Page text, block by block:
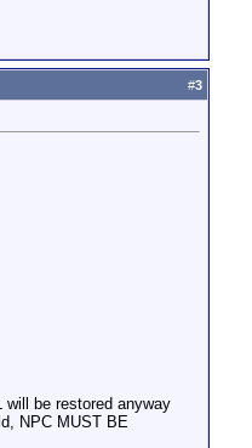
#3
be restored anyway
NPC MUST BE